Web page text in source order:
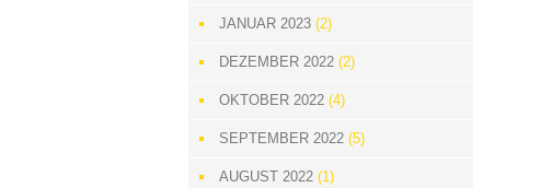
JANUAR 2023(2)
DEZEMBER 2022(2)
OKTOBER 2022(4)
SEPTEMBER 2022(5)
AUGUST 2022(1)